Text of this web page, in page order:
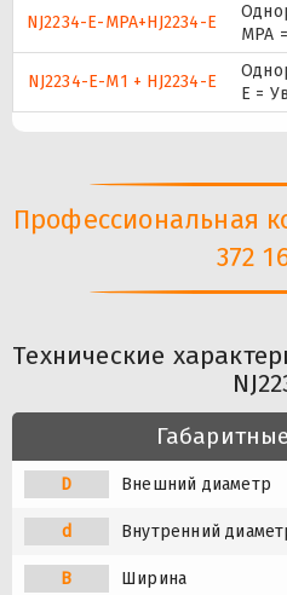
NJ2234-E-MPA+HJ2234-E
MPA
NJ2234-E-M1 + HJ2234-E
E =
Профессиональная
372
Технические
D Внешний диаметр
d Внутренний
B Ширина